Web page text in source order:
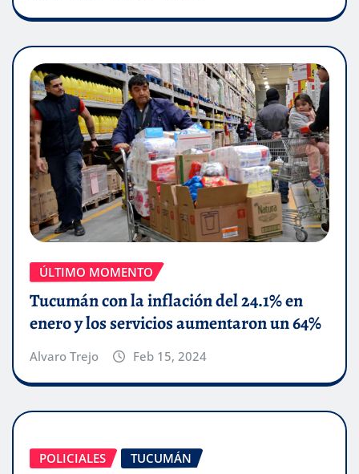
ÚLTIMO MOMENTO
Tucumán con la inflación del 24.1% en
enero y los servicios aumentaron un 64%
Alvaro Trejo Feb 15, 2024
POLICIALES TUCUMÁN